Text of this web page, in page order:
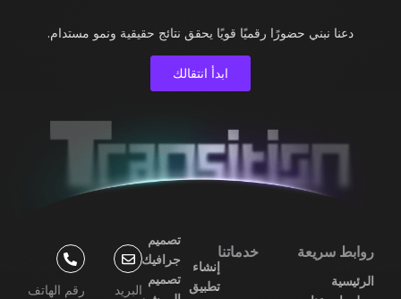
دعنا نبني حضورًا رقميًا قويًا يحقق نتائج حقيقية ونمو مستدام.
ابدأ انتقالك
روابط سريعة
الرئيسية
خدماتنا
إنشاء
تطبيق
تصميم
جرافيك
تصميم
البريد رقم الهاتف